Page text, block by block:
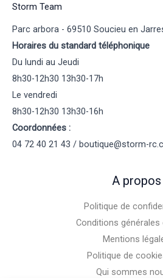
Storm Team
Parc arbora - 69510 Soucieu en
Horaires du standard téléphonique
Du lundi au Jeudi
8h30-12h30 13h30-17h
Le vendredi
8h30-12h30 13h30-16h
Coordonnées :
04 72 40 21 43 / boutique@storm-
A propos
Politique de
Conditions générales
Mentions
Politique de
Qui sommes